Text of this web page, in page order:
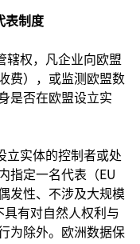
表制度
辖权，凡企业向欧盟
费），或监测欧盟数
是否在欧盟设立实
立实体的控制者或处
指定一名代表（EU
发性、不涉及大规模
有对自然人权利与
为除外。欧洲数据保